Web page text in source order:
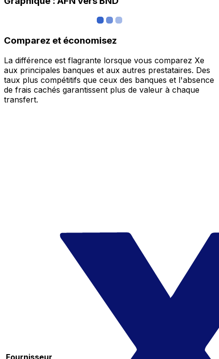
Comparez et économisez
La différence est flagrante lorsque vous comparez Xe
aux principales banques et aux autres prestataires. Des
taux plus compétitifs que ceux des banques et l'absence
de frais cachés garantissent plus de valeur à chaque
transfert.
Fournisseur